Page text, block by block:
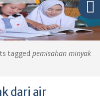
tagged pemisahan minyak
dari air